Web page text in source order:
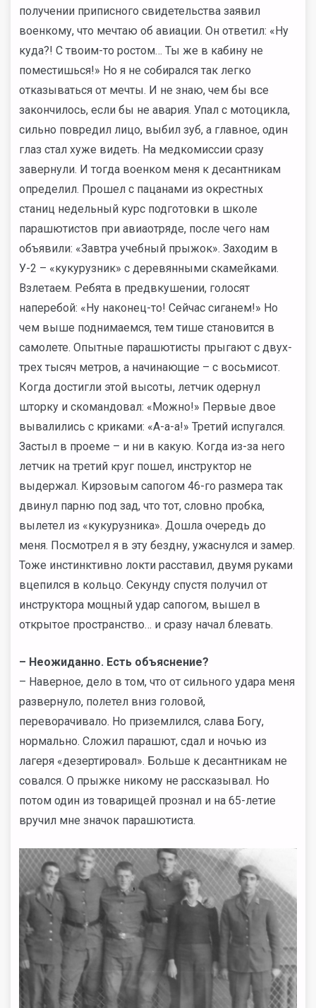
получении приписного свидетельства заявил
военкому, что мечтаю об авиации. Он ответил: «Ну
куда?! С твоим-то ростом… Ты же в кабину не
поместишься!» Но я не собирался так легко
отказываться от мечты. И не знаю, чем бы все
закончилось, если бы не авария. Упал с мотоцикла,
сильно повредил лицо, выбил зуб, а главное, один
глаз стал хуже видеть. На медкомиссии сразу
завернули. И тогда военком меня к десантникам
определил. Прошел с пацанами из окрестных
станиц недельный курс подготовки в школе
парашютистов при авиаотряде, после чего нам
объявили: «Завтра учебный прыжок». Заходим в
У-2 – «кукурузник» с деревянными скамейками.
Взлетаем. Ребята в предвкушении, голосят
наперебой: «Ну наконец-то! Сейчас сиганем!» Но
чем выше поднимаемся, тем тише становится в
самолете. Опытные парашютисты прыгают с двух-
трех тысяч метров, а начинающие – с восьмисот.
Когда достигли этой высоты, летчик одернул
шторку и скомандовал: «Можно!» Первые двое
вывалились с криками: «А-а-а!» Третий испугался.
Застыл в проеме – и ни в какую. Когда из-за него
летчик на третий круг пошел, инструктор не
выдержал. Кирзовым сапогом 46-го размера так
двинул парню под зад, что тот, словно пробка,
вылетел из «кукурузника». Дошла очередь до
меня. Посмотрел я в эту бездну, ужаснулся и замер.
Тоже инстинктивно локти расставил, двумя руками
вцепился в кольцо. Секунду спустя получил от
инструктора мощный удар сапогом, вышел в
открытое пространство… и сразу начал блевать.
– Неожиданно. Есть объяснение?
– Наверное, дело в том, что от сильного удара меня
развернуло, полетел вниз головой,
переворачивало. Но приземлился, слава Богу,
нормально. Сложил парашют, сдал и ночью из
лагеря «дезертировал». Больше к десантникам не
совался. О прыжке никому не рассказывал. Но
потом один из товарищей прознал и на 65-летие
вручил мне значок парашютиста.